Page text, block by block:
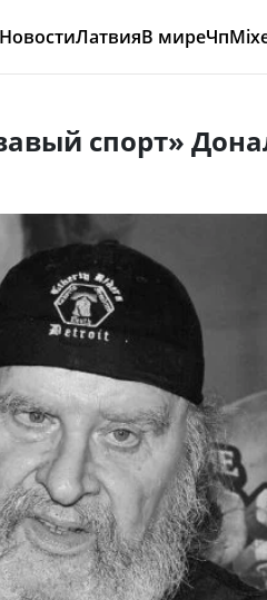
НовостиЛатвияВ миреЧп
спорт»